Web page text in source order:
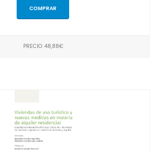
COMPRAR
PRECIO: 48,88€